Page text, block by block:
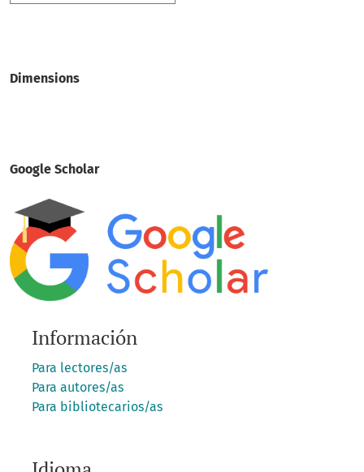
Dimensions
Google Scholar
Información
Para lectores/as
Para autores/as
Para bibliotecarios/as